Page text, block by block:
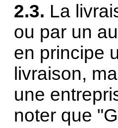
2.3. La
ou par un
en principe
livraison,
une
noter que